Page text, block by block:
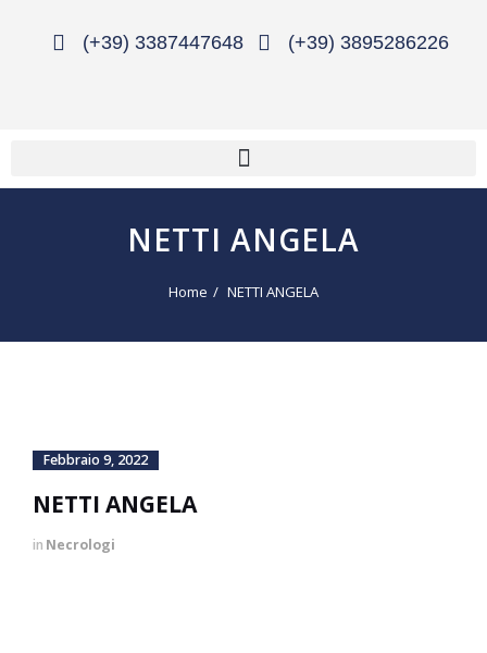
(+39) 3387447648 (+39) 3895286226
NETTI ANGELA
Home NETTI ANGELA
Febbraio 9, 2022
NETTI ANGELA
in Necrologi